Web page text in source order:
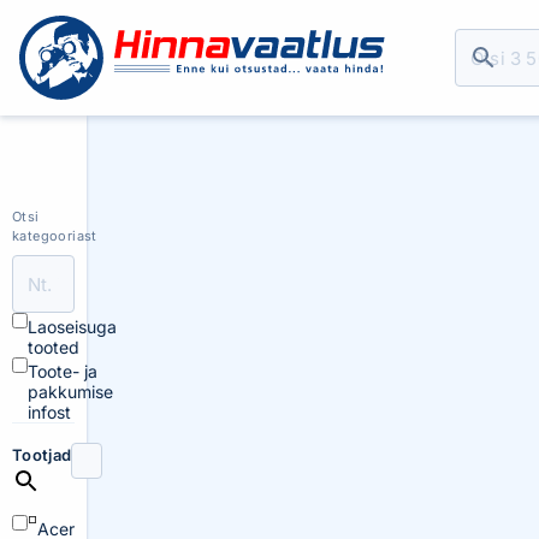
Otsi
kategooriast
Laoseisuga
tooted
Toote- ja
pakkumise
infost
Tootjad
Acer